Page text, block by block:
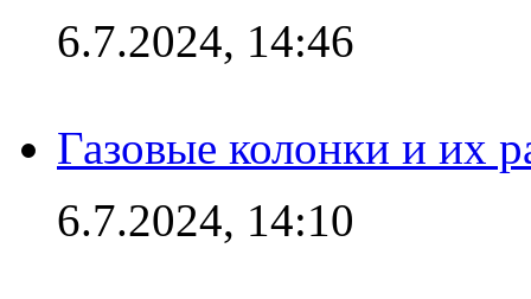
6.7.2024, 14:46
Газовые колонки и их
6.7.2024, 14:10